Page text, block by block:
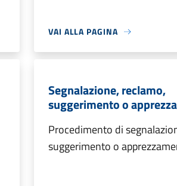
VAI ALLA PAGINA
Segnalazione, reclamo,
suggerimento o
Procedimento di
suggerimento o